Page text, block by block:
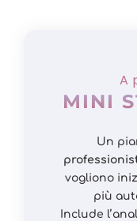
A
MINI
Un
vogliono
più
Include